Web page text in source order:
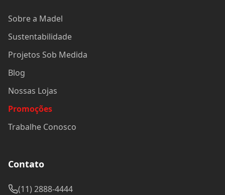
Sobre a Madel
Sustentabilidade
Projetos Sob Medida
Blog
Nossas Lojas
Promoções
Trabalhe Conosco
Contato
(11) 2888-4444